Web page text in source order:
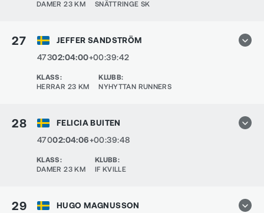
DAMER 23 KM
SNÄTTRINGE SK
27
JEFFER SANDSTRÖM
47302:04:00+00:39:42
KLASS:
HERRAR 23 KM
KLUBB:
NYHYTTAN RUNNERS
28
FELICIA BUITEN
47002:04:06+00:39:48
KLASS:
DAMER 23 KM
KLUBB:
IF KVILLE
29
HUGO MAGNUSSON